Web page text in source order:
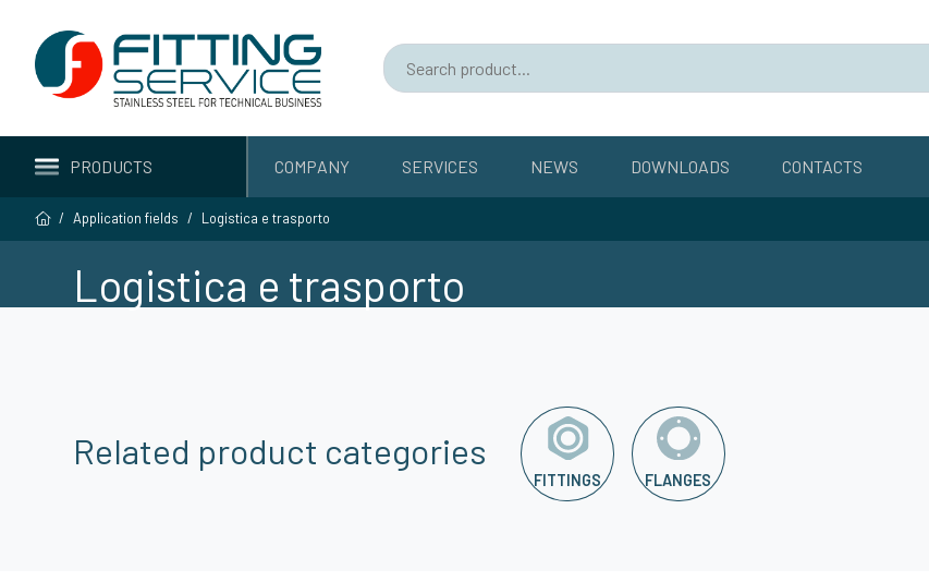
PRODUCTS COMPANY SERVICES NEWS DOWNLOADS CONTACTS
Application fields Logistica e trasporto
Logistica e trasporto
Related product categories
FITTINGS FLANGES